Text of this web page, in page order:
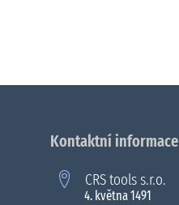
Kontaktní informace
CRS tools s.r.o.
4. května 1491